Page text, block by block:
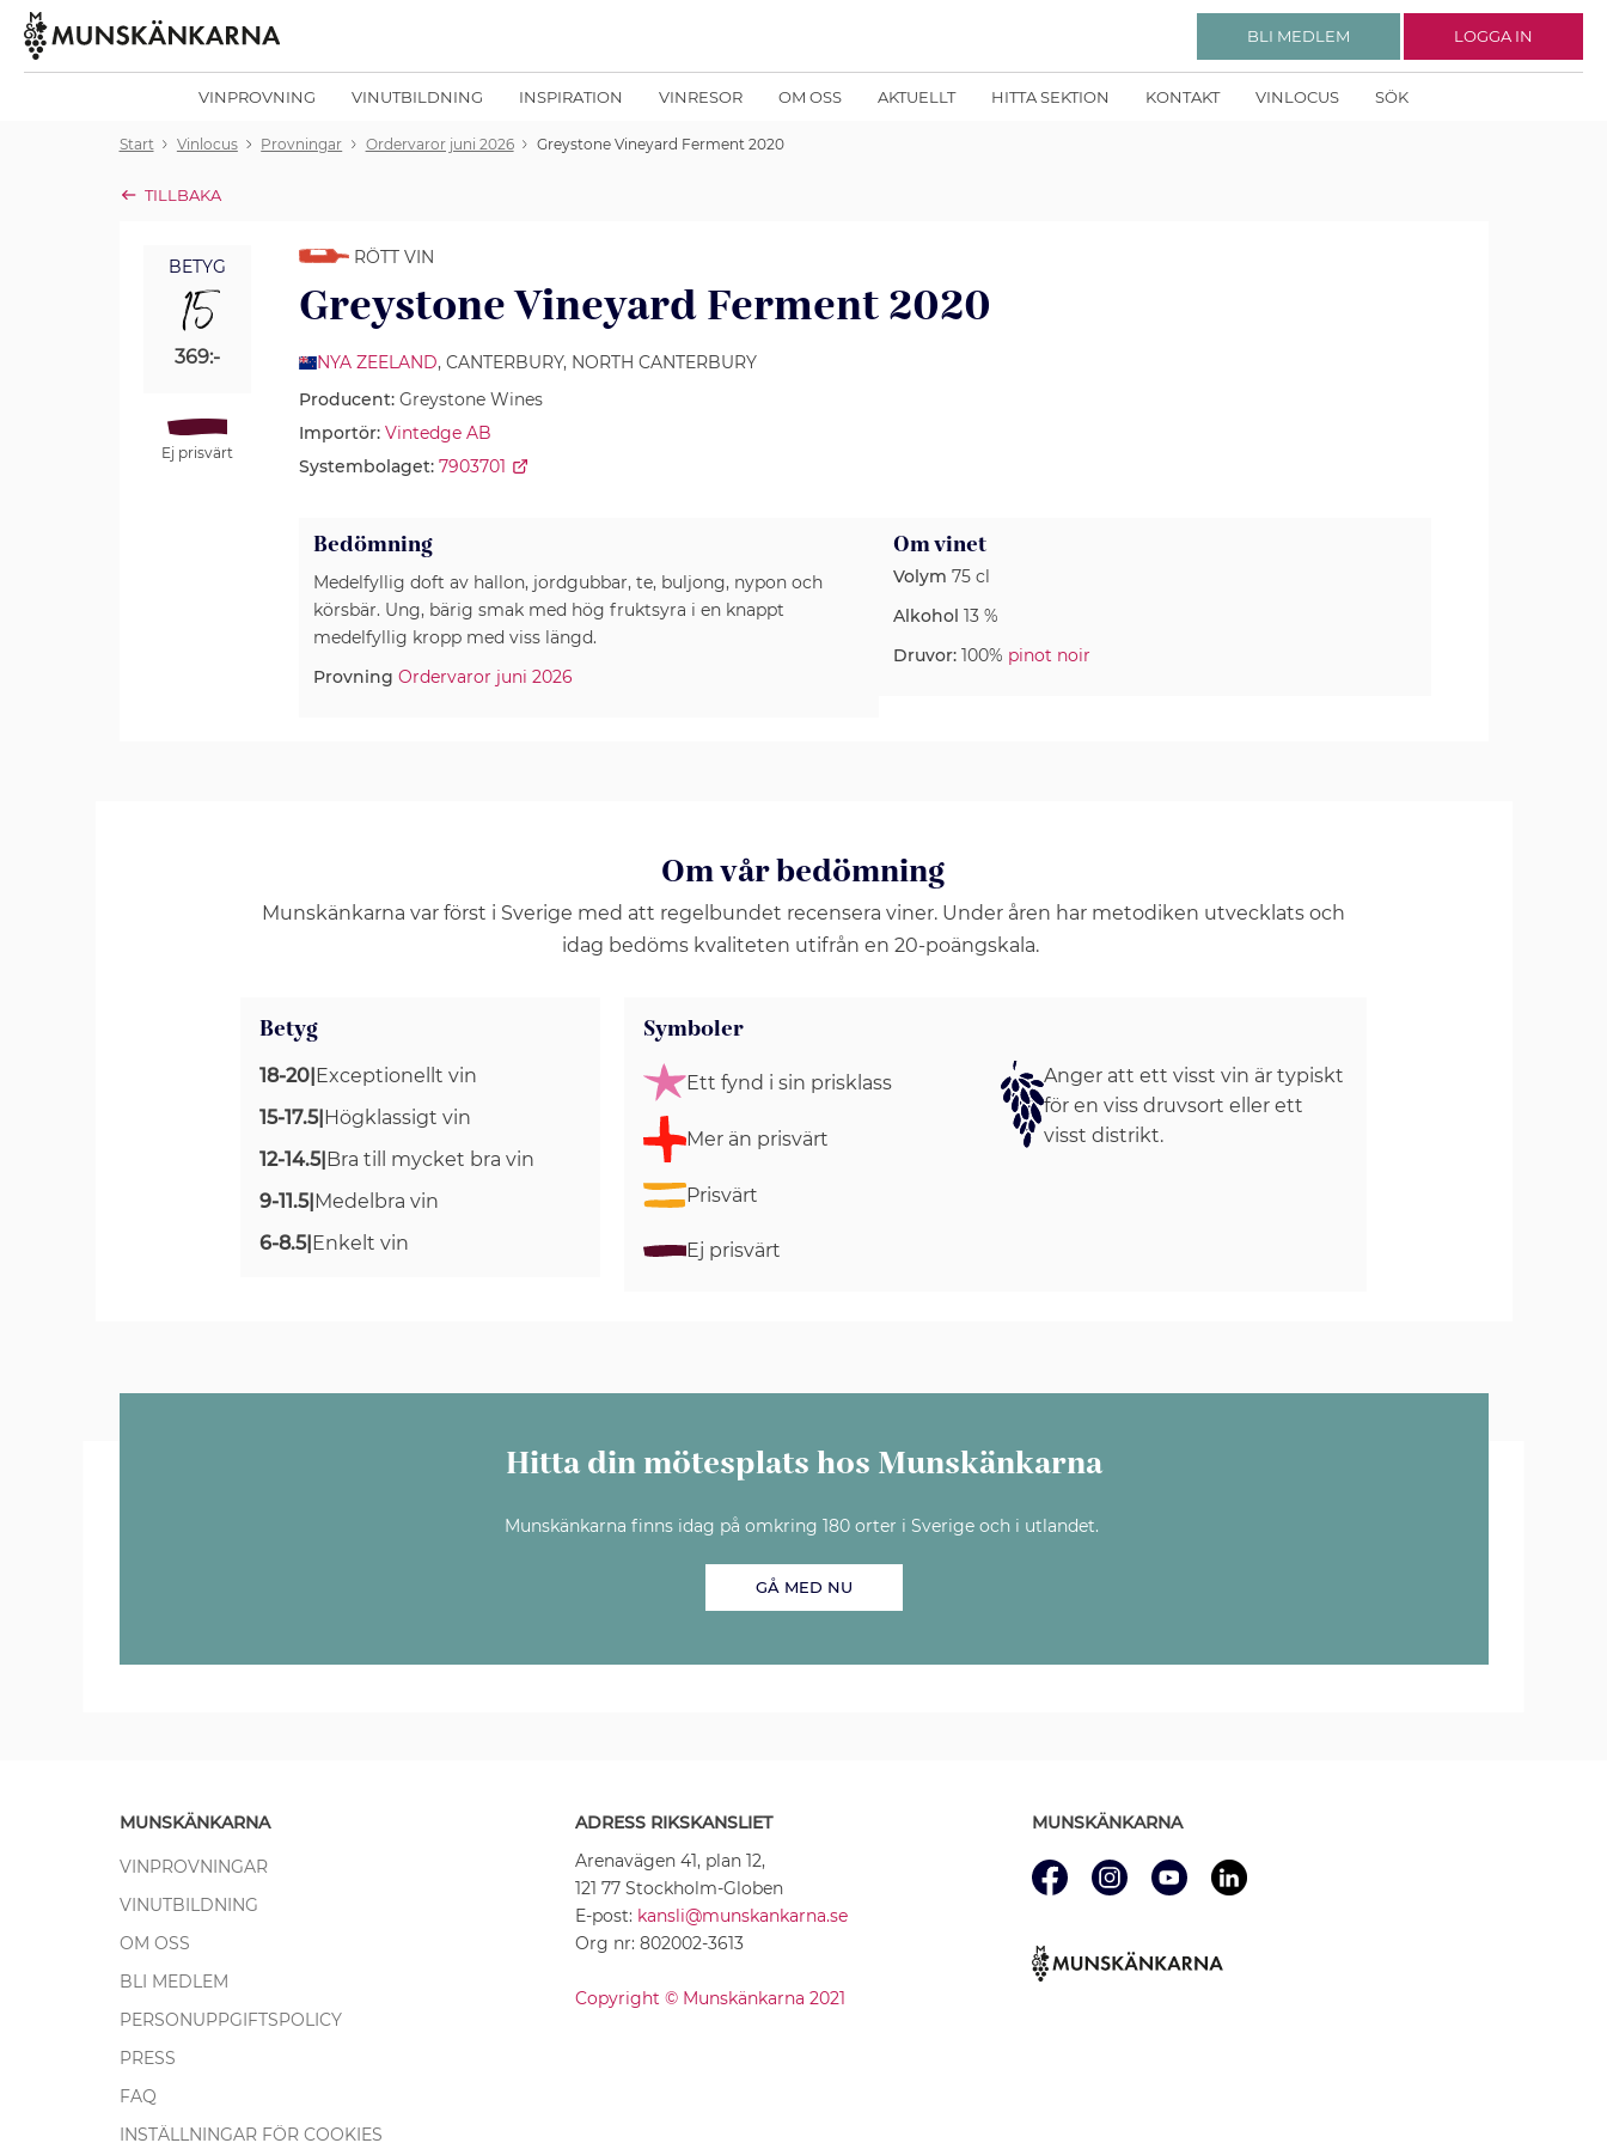
VINPROVNING VINUTBILDNING INSPIRATION VINRESOR OM OSS AKTUELLT HITTA SEKTION KONTAKT VINLOCUS SÖK
BLI MEDLEM LOGGA IN
Start Vinlocus Provningar Ordervaror juni 2026 Greystone Vineyard Ferment 2020
TILLBAKA
BETYG
15
369:-
Ej prisvärt
RÖTT VIN
Greystone Vineyard Ferment 2020
NYA ZEELAND, CANTERBURY, NORTH CANTERBURY
Producent:Greystone Wines
Importör: Vintedge AB
Systembolaget: 7903701
Bedömning
Medelfyllig doft av hallon, jordgubbar, te, buljong, nypon och
körsbär. Ung, bärig smak med hög fruktsyra i en knappt
medelfyllig kropp med viss längd.
Provning Ordervaror juni 2026
Om vinet
Volym 75 cl
Alkohol 13 %
Druvor: 100% pinot noir
Om vår bedömning
Munskänkarna var först i Sverige med att regelbundet recensera viner. Under åren har metodiken utvecklats och
idag bedöms kvaliteten utifrån en 20-poängskala.
Betyg
18-20|Exceptionellt vin
15-17.5|Högklassigt vin
12-14.5|Bra till mycket bra vin
9-11.5|Medelbra vin
6-8.5|Enkelt vin
Symboler
Ett fynd i sin prisklass
Mer än prisvärt
Prisvärt
Ej prisvärt
Anger att ett visst vin är typiskt
för en viss druvsort eller ett
visst distrikt.
Hitta din mötesplats hos Munskänkarna
Munskänkarna finns idag på omkring 180 orter i Sverige och i utlandet.
GÅ MED NU
MUNSKÄNKARNA
VINPROVNINGAR
VINUTBILDNING
OM OSS
BLI MEDLEM
PERSONUPPGIFTSPOLICY
PRESS
FAQ
INSTÄLLNINGAR FÖR COOKIES
ADRESS RIKSKANSLIET
Arenavägen 41, plan 12,
121 77 Stockholm-Globen
E-post: kansli@munskankarna.se
Org nr: 802002-3613
Copyright © Munskänkarna 2021
MUNSKÄNKARNA